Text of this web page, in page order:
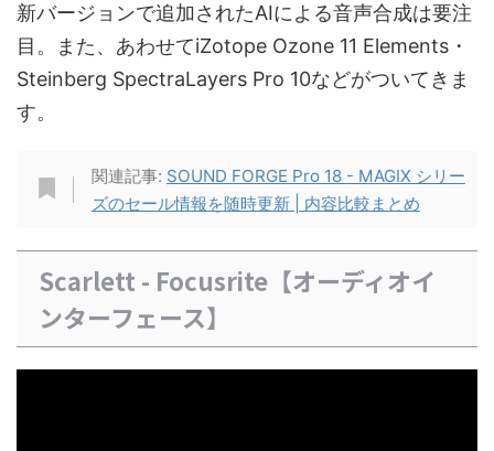
新バージョンで追加されたAIによる音声合成は要注
目。また、あわせてiZotope Ozone 11 Elements・
Steinberg SpectraLayers Pro 10などがついてきま
す。
関連記事: SOUND FORGE Pro 18 - MAGIX シリー
ズのセール情報を随時更新 | 内容比較まとめ
Scarlett - Focusrite【オーディオイ
ンターフェース】